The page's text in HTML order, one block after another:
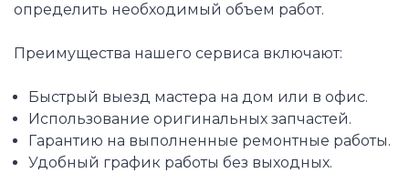
определить необходимый объем работ.
Преимущества нашего сервиса включают:
Быстрый выезд мастера на дом или в офис.
Использование оригинальных запчастей.
Гарантию на выполненные ремонтные работы.
Удобный график работы без выходных.